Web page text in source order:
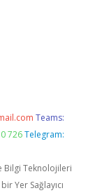
Teams:
726 Telegram:
Bilgi Teknolojileri
Yer Sağlayıcı